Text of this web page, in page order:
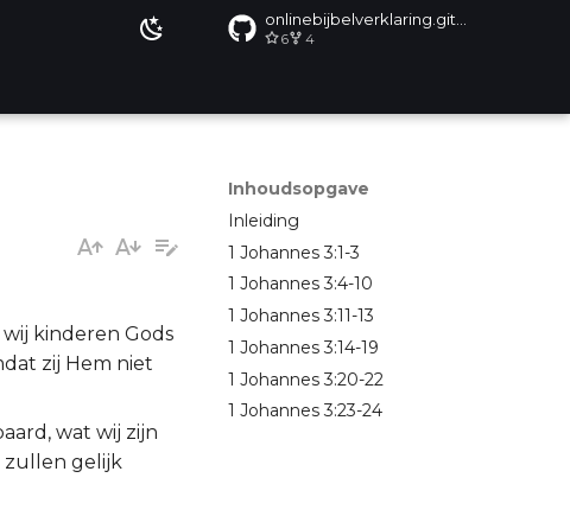
6 4
Inhoudsopgave
Inleiding
1 Johannes 3:1-3
1 Johannes 3:4-10
1 Johannes 3:11-13
1 Johannes 3:14-19
1 Johannes 3:20-22
1 Johannes 3:23-24
kinderen Gods
zij Hem niet
wat wij zijn
zullen gelijk